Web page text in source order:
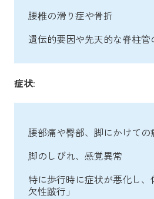
腰椎の滑り症や骨折
遺伝的要因や先天的な脊柱管
症状:
腰部痛や臀部、脚にかけての
脚のしびれ、感覚異常
特に歩行時に症状が悪化し
欠性跛行」